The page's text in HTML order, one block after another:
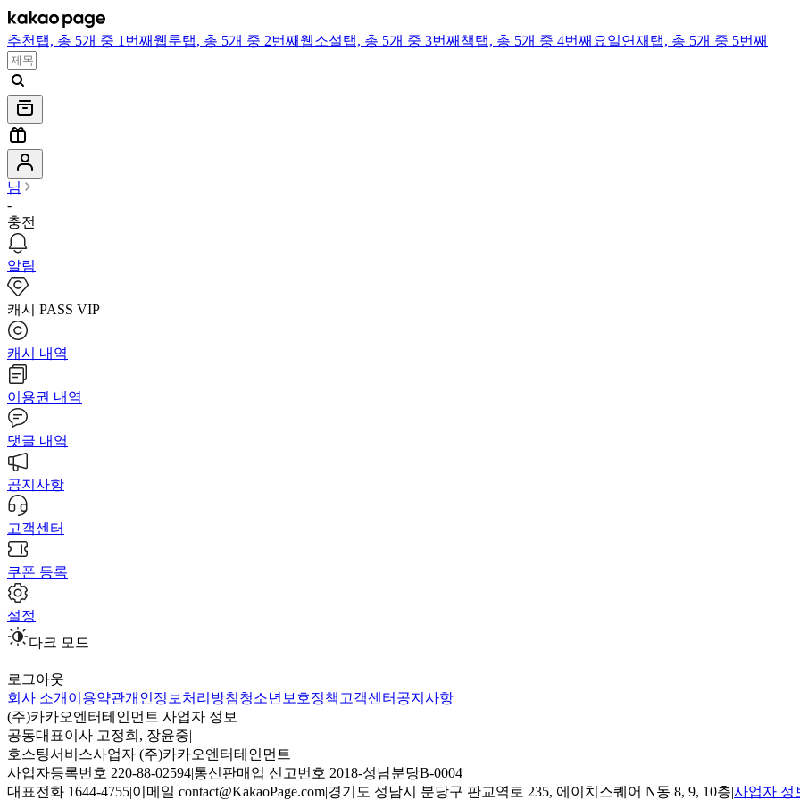
추천 탭, 총 5개 중 1번째 웹툰탭, 총 5개 중 2번째 웹소설탭, 총 5개 중 3번째 책탭, 총 5개 중 4번째 요일연재 탭, 총 5개 중 5번째
님
-
충전
알림
캐시 PASS VIP
캐시 내역
이용권 내역
댓글 내역
공지사항
고객센터
쿠폰 등록
설정
다크 모드
로그아웃
회사 소개 이용약관개인정보처리방침청소년보호정책 고객센터 공지사항
(주)카카오엔터테인먼트 사업자 정보
공동대표이사 고정희, 장윤중|
호스팅서비스사업자 (주)카카오엔터테인먼트
사업자등록번호 220-88-02594|통신판매업 신고번호 2018-성남분당B-0004
대표전화 1644-4755|이메일 contact@KakaoPage.com|경기도 성남시 분당구 판교역로 235, 에이치스퀘어 N동 8, 9, 10층|사업자 정